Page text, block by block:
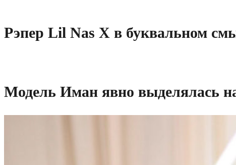
Рэпер Lil Nas X в буквальном
Модель Иман явно выделялась